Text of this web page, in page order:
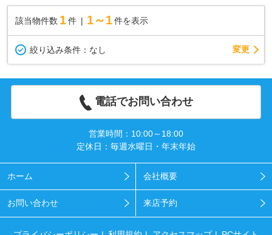
該当物件数 1件 1～1 件を表示
絞り込み条件： なし 変更
電話でお問い合わせ
営業時間：10:00～18:00
定休日：毎週水曜日・年末年始
ホーム 会社概要
お問い合わせ 来店予約